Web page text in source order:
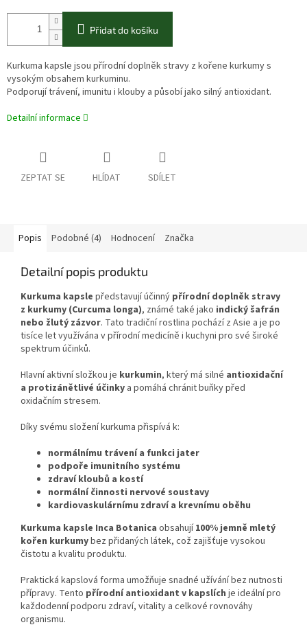
Přidat do košíku
Kurkuma kapsle jsou přírodní doplněk stravy z kořene kurkumy s
vysokým obsahem kurkuminu.
Podporují trávení, imunitu i klouby a působí jako silný antioxidant.
Detailní informace
ZEPTAT SE HLÍDAT SDÍLET
Popis Podobné (4) Hodnocení Značka
Detailní popis produktu
Kurkuma kapsle představují účinný přírodní doplněk stravy
z kurkumy (Curcuma longa), známé také jako indický šafrán
nebo žlutý zázvor. Tato tradiční rostlina pochází z Asie a je po
tisíce let využívána v přírodní medicíně i kuchyni pro své široké
spektrum účinků.
Hlavní aktivní složkou je kurkumin, který má silné antioxidační
a protizánětlivé účinky a pomáhá chránit buňky před
oxidačním stresem.
Díky svému složení kurkuma přispívá k:
normálnímu trávení a funkci jater
podpoře imunitního systému
zdraví kloubů a kostí
normální činnosti nervové soustavy
kardiovaskulárnímu zdraví a krevnímu oběhu
Kurkuma kapsle Inca Botanica obsahují100% jemně mletý
kořen kurkumybez přidaných látek, což zajišťuje vysokou
čistotu a kvalitu produktu.
Praktická kapslová forma umožňuje snadné užívání bez nutnosti
přípravy. Tento přírodní antioxidant v kapslích je ideální pro
každodenní podporu zdraví, vitality a celkové rovnováhy
organismu.